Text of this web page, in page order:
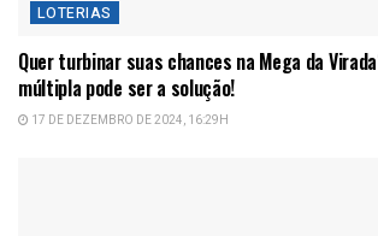
LOTERIAS
Quer turbinar suas chances na Mega da
múltipla pode ser a solução!
17 DE DEZEMBRO DE 2024, 16:29H